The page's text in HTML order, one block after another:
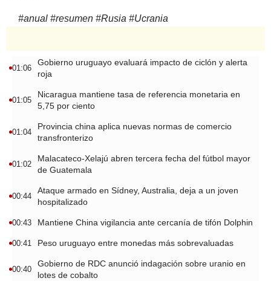
#anual #resumen #Rusia #Ucrania
01:06
Gobierno uruguayo evaluará impacto de ciclón y alerta
roja
01:05
Nicaragua mantiene tasa de referencia monetaria en
5,75 por ciento
01:04
Provincia china aplica nuevas normas de comercio
transfronterizo
01:02
Malacateco-Xelajú abren tercera fecha del fútbol mayor
de Guatemala
00:44
Ataque armado en Sídney, Australia, deja a un joven
hospitalizado
00:43 Mantiene China vigilancia ante cercanía de tifón Dolphin
00:41 Peso uruguayo entre monedas más sobrevaluadas
00:40
Gobierno de RDC anunció indagación sobre uranio en
lotes de cobalto